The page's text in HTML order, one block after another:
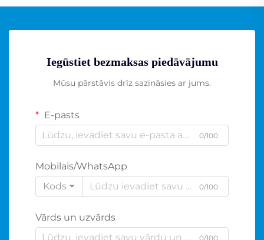
Iegūstiet bezmaksas piedāvājumu
Mūsu pārstāvis drīz sazināsies ar jums.
E-pasts
0/100
Mobilais/WhatsApp
Kods
0/100
Vārds un uzvārds
0/100